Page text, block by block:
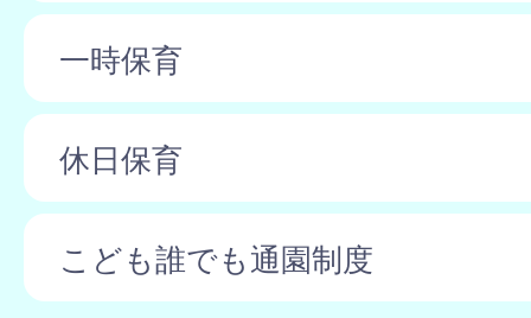
一時保育
休日保育
こども誰でも通園制度